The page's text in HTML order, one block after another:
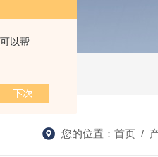
以帮
您的位置： 首页 /